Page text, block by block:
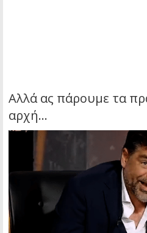
Αλλά ας πάρουμε τα
αρχή…